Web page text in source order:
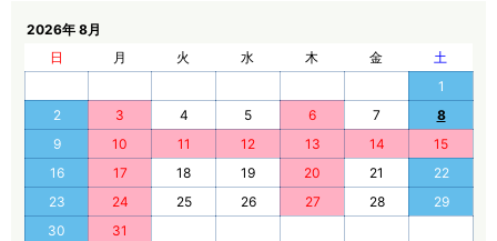
2026年 8月
日
月 火 水 木 金
土
1
2
3 4 5 6 7
8
9
10 11 12 13 14
15
16
17 18 19 20 21
22
23
24 25 26 27 28
29
30
31